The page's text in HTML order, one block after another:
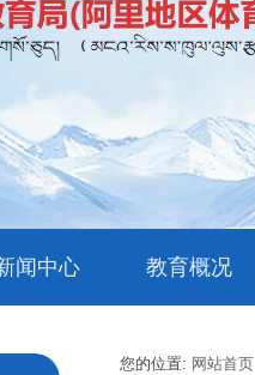
闻中心 教育概况
您的位置: 网站首页